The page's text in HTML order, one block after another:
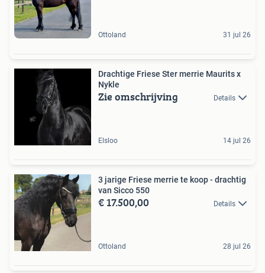
Ottoland 31 jul 26
Drachtige Friese Ster merrie Maurits x
Nykle
Zie omschrijving Details
Elsloo 14 jul 26
3 jarige Friese merrie te koop - drachtig
van Sicco 550
€ 17.500,00 Details
Ottoland 28 jul 26